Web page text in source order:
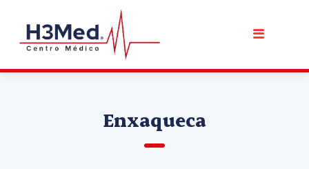
Enxaqueca